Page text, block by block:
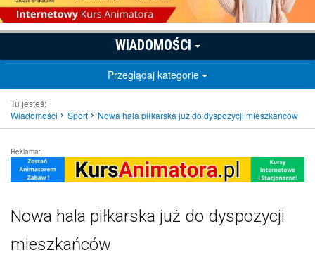
WIADOMOŚCI
Przeglądaj kategorie
Tu jesteś:
Wiadomości
Sport Nowa hala piłkarska już do dyspozycji mieszkańców
Reklama:
Nowa hala piłkarska już do dyspozycji
mieszkańców